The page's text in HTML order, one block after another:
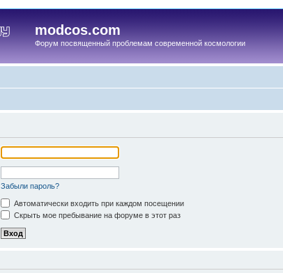
modcos.com
Форум посвященный проблемам современной космологии
Забыли пароль?
Автоматически входить при каждом посещении
Скрыть мое пребывание на форуме в этот раз